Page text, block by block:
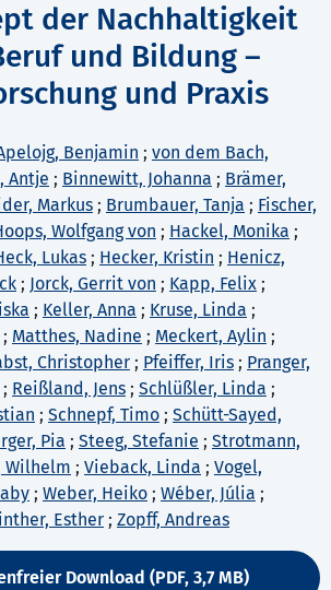
der Nachhaltigkeit
und Bildung –
und Praxis
Benjamin ; von dem Bach,
Antje ; Binnewitt, Johanna ; Brämer,
Markus ; Brumbauer, Tanja ; Fischer,
Wolfgang von ; Hackel, Monika ;
Lukas ; Hecker, Kristin ; Henicz,
; Jorck, Gerrit von ; Kapp, Felix ;
; Keller, Anna ; Kruse, Linda ;
; Matthes, Nadine ; Meckert, Aylin ;
Christopher ; Pfeiffer, Iris ; Pranger,
; Reißland, Jens ; Schlüßler, Linda ;
; Schnepf, Timo ; Schütt-Sayed,
Pia ; Steeg, Stefanie ; Strotmann,
Wilhelm ; Vieback, Linda ; Vogel,
; Weber, Heiko ; Wéber, Júlia ;
Esther ; Zopff, Andreas
Download (PDF, 3,7 MB)